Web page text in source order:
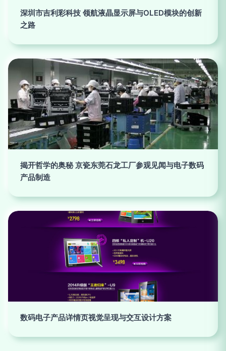
深圳市吉利彩科技 领航液晶显示屏与OLED模块的创新
之路
揭开哲学的奥秘 京瓷东莞石龙工厂参观见闻与电子数码
产品制造
数码电子产品详情页视觉呈现与交互设计方案